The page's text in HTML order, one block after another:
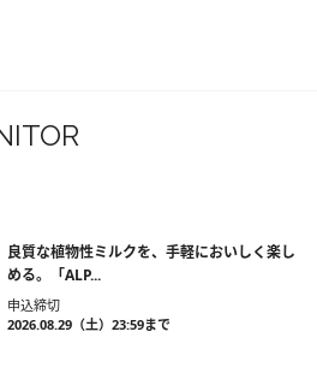
良質な植物性ミルクを、手軽においしく楽し
める。「ALP...
申込締切
2026.08.29（土）23:59まで